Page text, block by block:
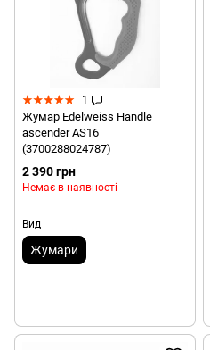
1
Жумар Edelweiss Handle
ascender AS16
(3700288024787)
2 390 грн
Немає в наявності
Вид
Жумари